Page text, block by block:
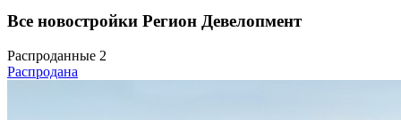
Все новостройки Регион Девелопмент
Распроданные 2
Распродана